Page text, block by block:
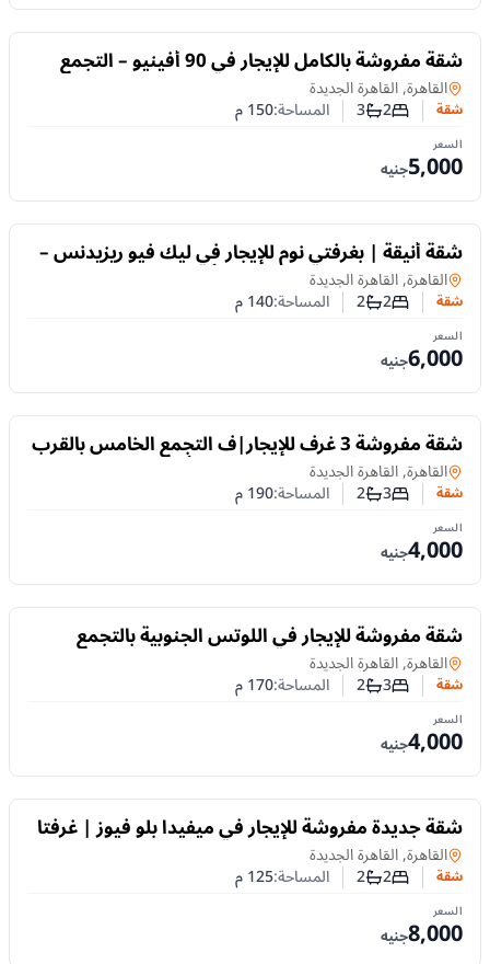
للايجار شقة مفروشة بالكامل للإيجار في 90 أفينيو – التجمع
الخامس | غرفتان نوم وإقامة مرنة
شقةفي
القاهرة, القاهرة الجديدة
شقة عدد غرف النوم
2عدد الحمامات
3 المساحة:150م
السعر
5,000جنيه
للايجار
شقة أنيقة | بغرفتي نوم للإيجار في ليك فيو ريزيدنس –
التجمع الخامس | إقامة قصيرة أو طويلة
شقةفي
القاهرة, القاهرة الجديدة
شقة عدد غرف النوم
2عدد الحمامات
2 المساحة:140م
السعر
6,000جنيه
للايجار شقة مفروشة 3 غرف للإيجار|ف التجمع الخامس بالقرب
من الجامعة الأمريكية | إيجار يومي أو شهري
شقةفي
القاهرة, القاهرة الجديدة
شقة عدد غرف النوم
3عدد الحمامات
2 المساحة:190م
السعر
4,000جنيه
للايجار
شقة مفروشة للإيجار في اللوتس الجنوبية بالتجمع
الخامس| 170م و3 غرف نوم
شقةفي
القاهرة, القاهرة الجديدة
شقة عدد غرف النوم
3عدد الحمامات
2 المساحة:170م
السعر
4,000جنيه
للايجار
شقة جديدة مفروشة للإيجار في ميفيدا بلو فيوز | غرفتا
نوم مميزة
شقةفي
القاهرة, القاهرة الجديدة
شقة عدد غرف النوم
2عدد الحمامات
2 المساحة:125م
السعر
8,000جنيه